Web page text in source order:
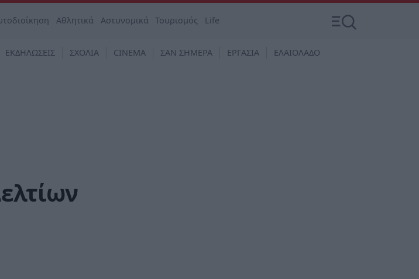
Αθλητικά Αστυνομικά Τουρισμός Life
ΕΚΔΗΛΩΣΕΙΣ ΣΧΟΛΙΑ CINEMA ΣΑΝ ΣΗΜΕΡΑ ΕΡΓΑΣΙΑ ΕΛΑΙΟΛΑΔΟ